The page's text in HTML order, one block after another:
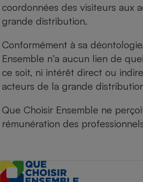
coordonnées des visiteurs aux
grande distribution.
Conformément à sa
Ensemble n’a aucun lien de
ce soit, ni intérêt direct ou
acteurs de la grande
Que Choisir Ensemble ne
rémunération des